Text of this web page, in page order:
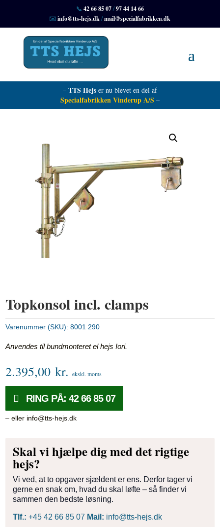
📞 42 66 85 07/97 44 14 66
✉️info@tts-hejs.dk/mail@specialfabrikken.dk
–TTS Hejser nu blevet en del af
Specialfabrikken Vinderup A/S –
Topkonsol incl. clamps
Varenummer (SKU):8001 290
Anvendes til bundmonteret el hejs Iori.
2.395,00kr. ekskl. moms
RING PÅ: 42 66 85 07
– eller info@tts-hejs.dk
Skal vi hjælpe dig med det rigtige
hejs?
Vi ved, at to opgaver sjældent er ens. Derfor tager vi
gerne en snak om, hvad du skal løfte – så finder vi
sammen den bedste løsning.
Tlf.:+45 42 66 85 07 Mail: info@tts-hejs.dk